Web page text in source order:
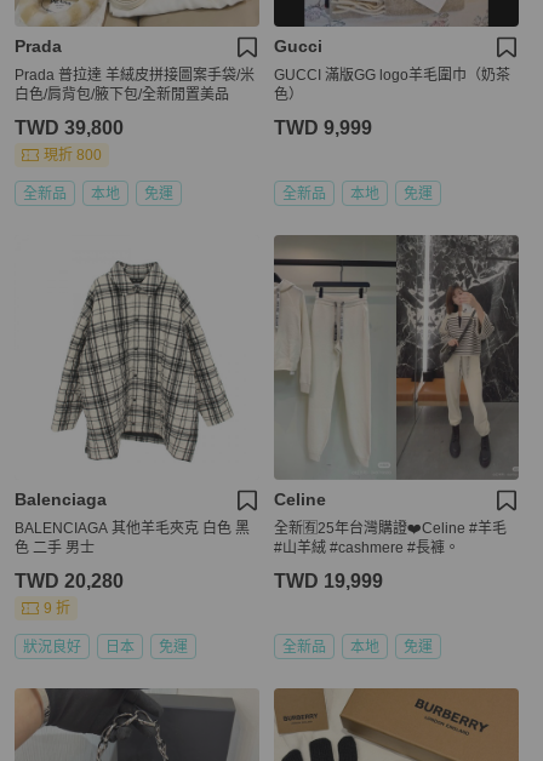
Prada
Prada 普拉達 羊絨皮拼接圖案手袋/米
白色/肩背包/腋下包/全新閒置美品
TWD 39,800
現折 800
全新品 本地 免運
Gucci
GUCCI 滿版GG logo羊毛圍巾（奶茶
色）
TWD 9,999
全新品 本地 免運
Balenciaga
BALENCIAGA 其他羊毛夾克 白色 黑
色 二手 男士
TWD 20,280
9 折
狀況良好 日本 免運
Celine
全新🈶️25年台灣購證❤️Celine #羊毛
#山羊絨 #cashmere #長褲。
TWD 19,999
全新品 本地 免運